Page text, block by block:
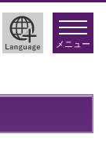
toggle
メニュー